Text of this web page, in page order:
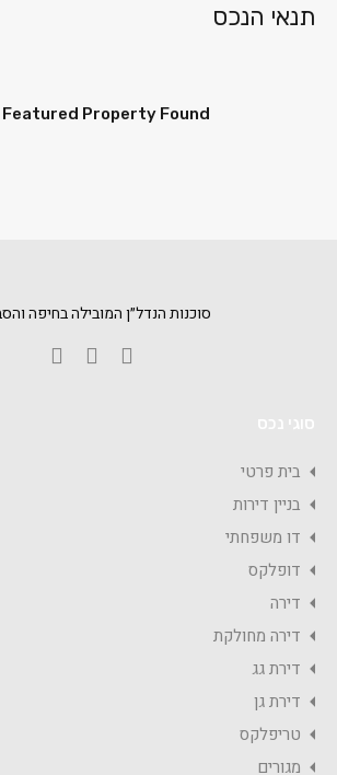
תנאי הנכס
Featured Property Found!
סוכנות הנדל״ן המובילה בחיפה
בית פרטי
בניין דירות
דו משפחתי
דופלקס
דירה
דירה מחולקת
דירת גג
דירת גן
טריפלקס
מגורים